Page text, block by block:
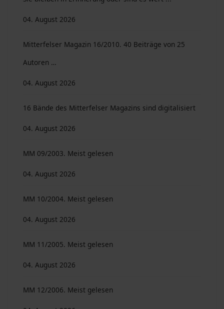
04. August 2026
Mitterfelser Magazin 16/2010. 40 Beiträge von 25
Autoren …
04. August 2026
16 Bände des Mitterfelser Magazins sind digitalisiert
04. August 2026
MM 09/2003. Meist gelesen
04. August 2026
MM 10/2004. Meist gelesen
04. August 2026
MM 11/2005. Meist gelesen
04. August 2026
MM 12/2006. Meist gelesen